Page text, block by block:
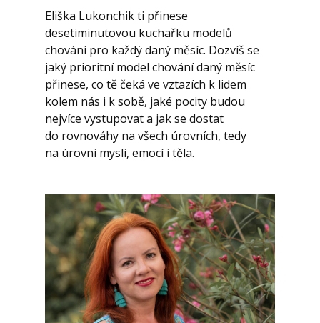
Eliška Lukonchik ti přinese
desetiminutovou kuchařku modelů
chování pro každý daný měsíc. Dozvíš se
jaký prioritní model chování daný měsíc
přinese, co tě čeká ve vztazích k lidem
kolem nás i k sobě, jaké pocity budou
nejvíce vystupovat a jak se dostat
do rovnováhy na všech úrovních, tedy
na úrovni mysli, emocí i těla.